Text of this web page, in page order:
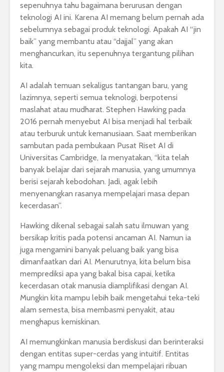
sepenuhnya tahu bagaimana berurusan dengan
teknologi AI ini. Karena AI memang belum pernah ada
sebelumnya sebagai produk teknologi. Apakah AI “jin
baik” yang membantu atau “dajjal” yang akan
menghancurkan, itu sepenuhnya tergantung pilihan
kita.
AI adalah temuan sekaligus tantangan baru, yang
lazimnya, seperti semua teknologi, berpotensi
maslahat atau mudharat. Stephen Hawking pada
2016 pernah menyebut AI bisa menjadi hal terbaik
atau terburuk untuk kemanusiaan. Saat memberikan
sambutan pada pembukaan Pusat Riset AI di
Universitas Cambridge, Ia menyatakan, “kita telah
banyak belajar dari sejarah manusia, yang umumnya
berisi sejarah kebodohan. Jadi, agak lebih
menyenangkan rasanya mempelajari masa depan
kecerdasan”.
Hawking dikenal sebagai salah satu ilmuwan yang
bersikap kritis pada potensi ancaman AI. Namun ia
juga mengamini banyak peluang baik yang bisa
dimanfaatkan dari AI. Menurutnya, kita belum bisa
memprediksi apa yang bakal bisa capai, ketika
kecerdasan otak manusia diamplifikasi dengan AI.
Mungkin kita mampu lebih baik mengetahui teka-teki
alam semesta, bisa membasmi penyakit, atau
menghapus kemiskinan.
AI memungkinkan manusia berdiskusi dan berinteraksi
dengan entitas super-cerdas yang intuitif. Entitas
yang mampu mengoleksi dan mempelajari ribuan